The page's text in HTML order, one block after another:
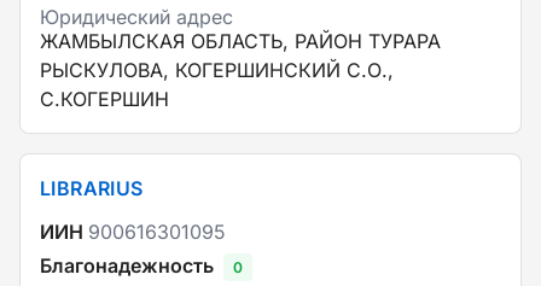
Юридический адрес
ЖАМБЫЛСКАЯ ОБЛАСТЬ, РАЙОН ТУРАРА
РЫСКУЛОВА, КОГЕРШИНСКИЙ С.О.,
С.КОГЕРШИН
LIBRARIUS
ИИН 900616301095
Благонадежность
0